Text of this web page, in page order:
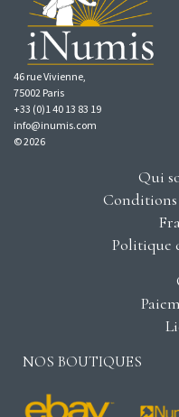
46 rue Vivienne,
75002 Paris
+33 (0)1 40 13 83 19
info@inumis.com
© 2026
Qui
Conditions
Politique
NOS BOUTIQUES